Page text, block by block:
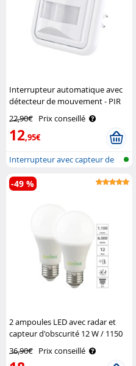
Interrupteur automatique avec
détecteur de mouvement - PIR
22,90€ Prix conseillé
12,95€
Interrupteur avec capteur de
mouvem..
2 ampoules LED avec radar et
capteur d'obscurité 12 W / 1150
lm - blanc du jour Luminea
36,90€ Prix conseillé
-49 %